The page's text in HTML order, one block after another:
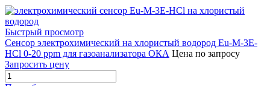
Быстрый просмотр
Сенсор электрохимический на хлористый водород Eu-M-3Е-
HCl 0-20 ppm для газоанализатора ОКА Цена по запросу
Запросить цену